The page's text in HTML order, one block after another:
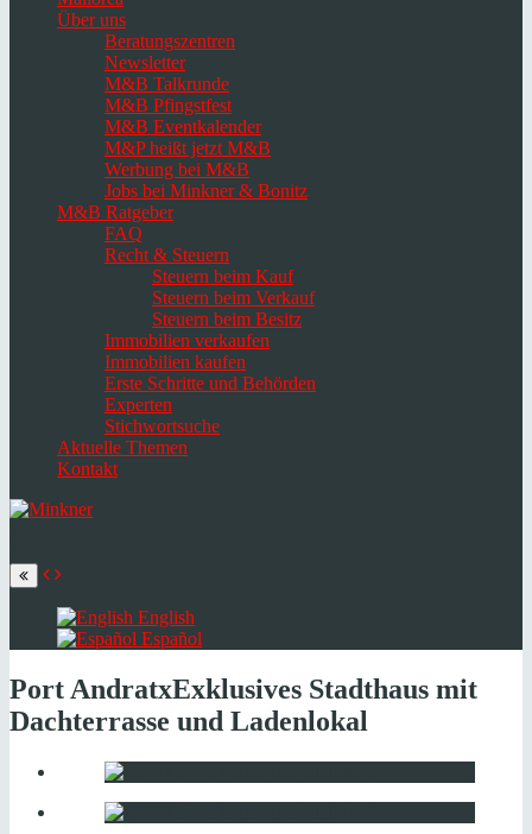
Über uns
Beratungszentren
Newsletter
M&B Talkrunde
M&B Pfingstfest
M&B Eventkalender
M&P heißt jetzt M&B
Werbung bei M&B
Jobs bei Minkner & Bonitz
M&B Ratgeber
FAQ
Recht & Steuern
Steuern beim Kauf
Steuern beim Verkauf
Steuern beim Besitz
Immobilien verkaufen
Immobilien kaufen
Erste Schritte und Behörden
Experten
Stichwortsuche
Aktuelle Themen
Kontakt
language
English
Español
Port AndratxExklusives Stadthaus mit
Dachterrasse und Ladenlokal